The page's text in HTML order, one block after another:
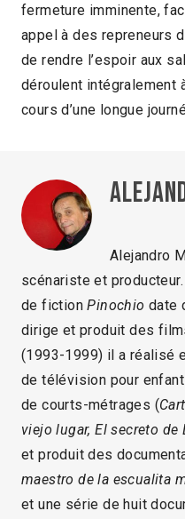
fermeture imminente,
appel à des repreneurs
de rendre l’espoir aux
déroulent intégralement
cours d’une longue
Alejandro
scénariste et
de fictionPinochio date
dirige et produit des
(1993-1999) il a réalisé
de télévision pour
de courts-métrages (
viejo lugar, El secreto de
et produit des
maestro de la escualita
et une série de huit